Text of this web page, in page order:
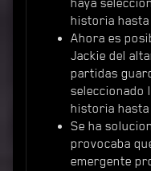
haya
historia
Ahora es
Jackie del
partidas
seleccionado
historia
Se ha
provocaba
emergente